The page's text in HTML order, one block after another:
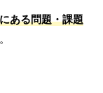
ある問題・課題
。